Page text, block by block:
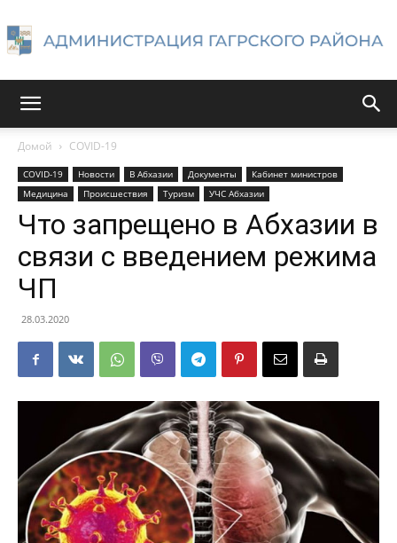
Гагрского
района
Домой COVID-19
COVID-19 Новости В Абхазии Документы
Кабинет министров
Медицина
Происшествия Туризм УЧС Абхазии
Что запрещено в Абхазии в
связи с введением режима
ЧП
28.03.2020